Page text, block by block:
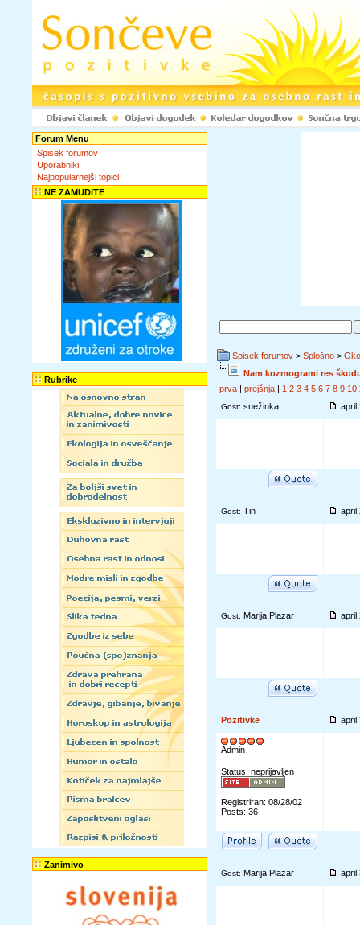
Forum Menu
Spisek forumov
Uporabniki
Najpopularnejši topici
NE ZAMUDITE
Rubrike
Zanimivo
Spisek forumov > Splošno >
Nam kozmogrami res
prva | prejšnja | 1 2 3 4 5 6 7 8 9 10
Gost: snežinka
Gost: Tin
Gost: Marija Plazar
Pozitivke
Admin
Status: neprijavljen
Registriran: 08/28/02
Posts: 36
Gost: Marija Plazar